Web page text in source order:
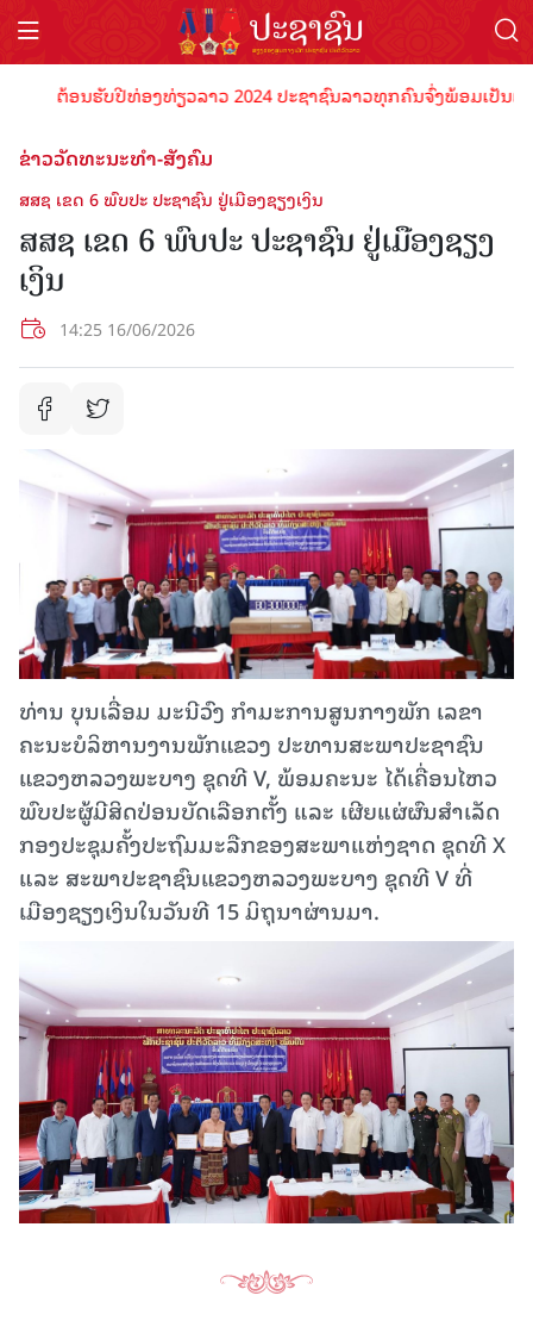
ຕ້ອນຮັບປີທ່ອງທ່ຽວລາວ 2024 ປະຊາຊົນລາວທຸກຄົນຈົ່ງພ້ອມເປັນເຈົ້
ຂ່າວວັດທະນະທຳ-ສັງຄົມ
ສສຊ ເຂດ 6 ພົບປະ ປະຊາຊົນ ຢູ່ເມືອງຊຽງເງິນ
ສສຊ ເຂດ 6 ພົບປະ ປະຊາຊົນ ຢູ່ເມືອງຊຽງ
ເງິນ
14:25 16/06/2026
ທ່ານ ບຸນເລື່ອມ ມະນີວົງ ກໍາມະການສູນກາງພັກ ເລຂາ
ຄະນະບໍລິຫານງານພັກແຂວງ ປະທານສະພາປະຊາຊົນ
ແຂວງຫລວງພະບາງ ຊຸດທີ V, ພ້ອມຄະນະ ໄດ້ເຄື່ອນໄຫວ
ພົບປະຜູ້ມີສິດປ່ອນບັດເລືອກຕັ້ງ ແລະ ເຜີຍແຜ່ຜົນສໍາເລັດ
ກອງປະຊຸມຄັ້ງປະຖົມມະລືກຂອງສະພາແຫ່ງຊາດ ຊຸດທີ X
ແລະ ສະພາປະຊາຊົນແຂວງຫລວງພະບາງ ຊຸດທີ V ທີ່
ເມືອງຊຽງເງິນໃນວັນທີ 15 ມິຖຸນາຜ່ານມາ.